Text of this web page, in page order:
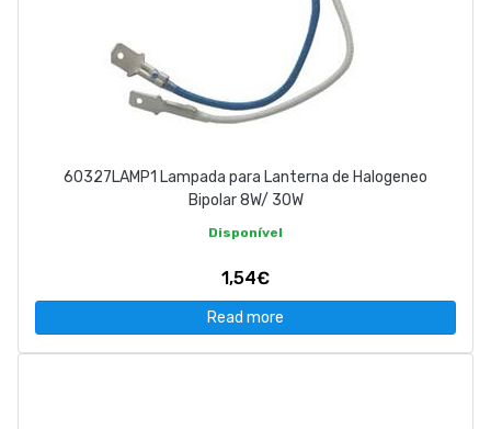
60327LAMP1 Lampada para Lanterna de Halogeneo
Bipolar 8W/ 30W
Disponível
1,54€
Read more